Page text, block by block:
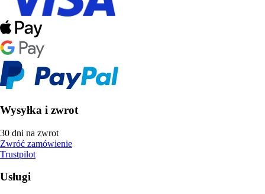
Wysyłka i zwrot
30 dni na zwrot
Zwróć zamówienie
Trustpilot
Usługi